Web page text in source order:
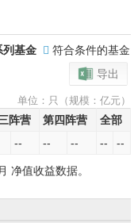
列基金
符合条件的基金
导出
单位：只（规模：亿元）
阵营 第四阵营
全部
-- -- -- -- --
净值收益数据。